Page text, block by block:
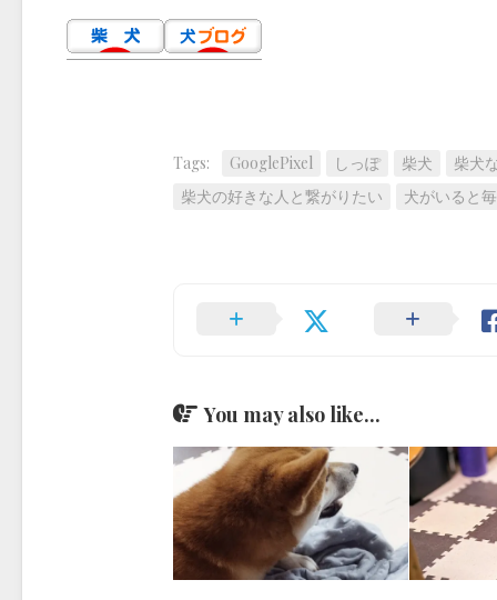
Tags: GooglePixel しっぽ 柴犬
柴犬
柴犬の好きな人と繋がりたい
犬がいると
You may also like...